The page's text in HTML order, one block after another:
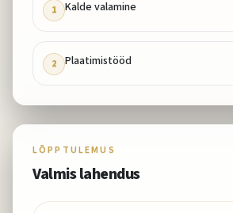
1 Kalde valamine
2 Plaatimistööd
LÕPPTULEMUS
Valmis lahendus